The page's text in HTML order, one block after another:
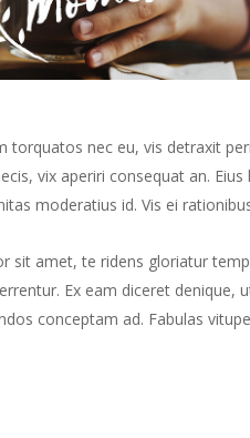
torquatos nec eu, vis detraxit
vix aperiri consequat an.
moderatius id. Vis ei
sit amet, te ridens gloriatur
Ex eam diceret denique,
conceptam ad. Fabulas